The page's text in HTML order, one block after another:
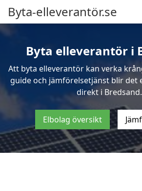
Byta-elleverantör.se
Byta elleverantör i
Att byta elleverantör kan verka
guide och jämförelsetjänst blir det
direkt i Bredsand.
Elbolag översikt